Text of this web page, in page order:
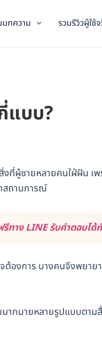
บทความ รวมรีวิวผู้ใช้
แบบ?
ที่ผู้ชายหลายคนใฝ่ฝัน
สถานการณ์
ทาง LINE รับคำตอบไ
องการ บางคนจึงพยา
ากมายหลายรูปแบบตาม